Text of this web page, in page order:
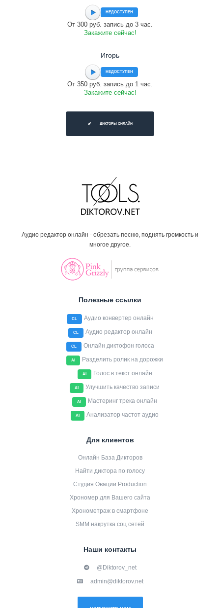
НЕДОСТУПЕН
От 300 руб. запись до 3 час.
Закажите сейчас!
Игорь
НЕДОСТУПЕН
От 350 руб. запись до 1 час.
Закажите сейчас!
ДИКТОРЫ ОНЛАЙН
Аудио редактор онлайн - обрезать песню, поднять громкость и
многое другое.
Полезные ссылки
CL Аудио конвертер онлайн
CL Аудио редактор онлайн
CL Онлайн диктофон голоса
AI Разделить ролик на дорожки
AI Голос в текст онлайн
AI Улучшить качество записи
AI Мастеринг трека онлайн
AI Анализатор частот аудио
Для клиентов
Онлайн База Дикторов
Найти диктора по голосу
Студия Овации Production
Хрономер для Вашего сайта
Хронометраж в смартфоне
SMM накрутка соц сетей
Наши контакты
@Diktorov_net
admin@diktorov.net